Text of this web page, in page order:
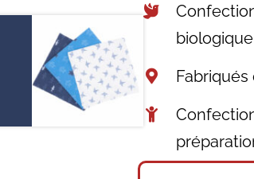
biologique
Fabriqués